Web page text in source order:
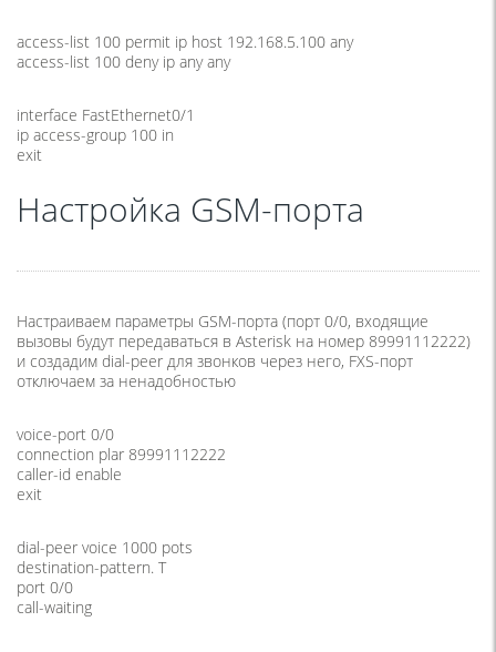
access-list 100 permit ip host 192.168.5.100 any
access-list 100 deny ip any any
interface FastEthernet0/1
ip access-group 100 in
exit
Настройка GSM-порта
Настраиваем параметры GSM-порта (порт 0/0, входящие
вызовы будут передаваться в Asterisk на номер 89991112222)
и создадим dial-peer для звонков через него, FXS-порт
отключаем за ненадобностью
voice-port 0/0
connection plar 89991112222
caller-id enable
exit
dial-peer voice 1000 pots
destination-pattern. T
port 0/0
call-waiting